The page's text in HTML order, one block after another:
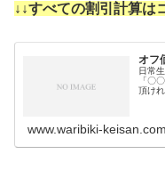
↓↓すべての割引計算は
オフ
日常
「〇
頂け
www.waribiki-keisan.com